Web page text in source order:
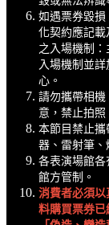
如遇票券毀損
化契約應記
之入場機制
入場機制並
心。
請勿攜帶相機
意，禁止拍照
本節目禁止
器、雷射筆、
各表演場館
館方管制。
消費者必須
料購買票券已